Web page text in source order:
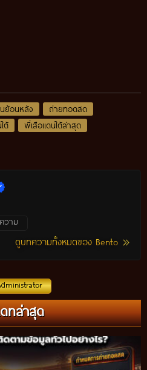
ย้อนหลัง
ถ่ายทอดสด
ต้
พี่เสือแดนใต้ล่าสุด
วาม
ดูบทความทั้งหมดของ Bento
ทล่าสุด